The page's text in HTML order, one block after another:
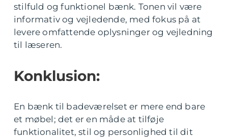
stilfuld og funktionel bænk. Tonen vil være
informativ og vejledende, med fokus på at
levere omfattende oplysninger og vejledning
til læseren.
Konklusion:
En bænk til badeværelset er mere end bare
et møbel; det er en måde at tilføje
funktionalitet, stil og personlighed til dit